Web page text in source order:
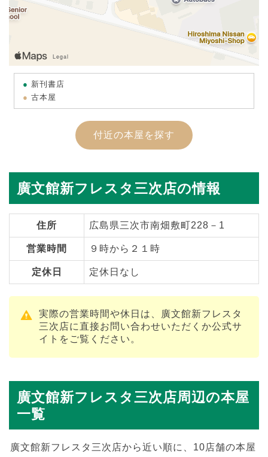
新刊書店
古本屋
付近の本屋を探す
廣文館新フレスタ三次店の情報
住所 広島県三次市南畑敷町228－1
営業時間 ９時から２１時
定休日 定休日なし
実際の営業時間や休日は、廣文館新フレスタ
三次店に直接お問い合わせいただくか公式サ
イトをご覧ください。
廣文館新フレスタ三次店周辺の本屋
一覧
廣文館新フレスタ三次店から近い順に、10店舗の本屋